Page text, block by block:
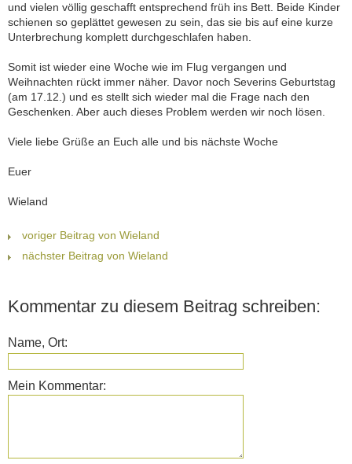
und vielen völlig geschafft entsprechend früh ins Bett. Beide Kinder
schienen so geplättet gewesen zu sein, das sie bis auf eine kurze
Unterbrechung komplett durchgeschlafen haben.
Somit ist wieder eine Woche wie im Flug vergangen und
Weihnachten rückt immer näher. Davor noch Severins Geburtstag
(am 17.12.) und es stellt sich wieder mal die Frage nach den
Geschenken. Aber auch dieses Problem werden wir noch lösen.
Viele liebe Grüße an Euch alle und bis nächste Woche
Euer
Wieland
voriger Beitrag von Wieland
nächster Beitrag von Wieland
Kommentar zu diesem Beitrag schreiben:
Name, Ort:
Mein Kommentar: